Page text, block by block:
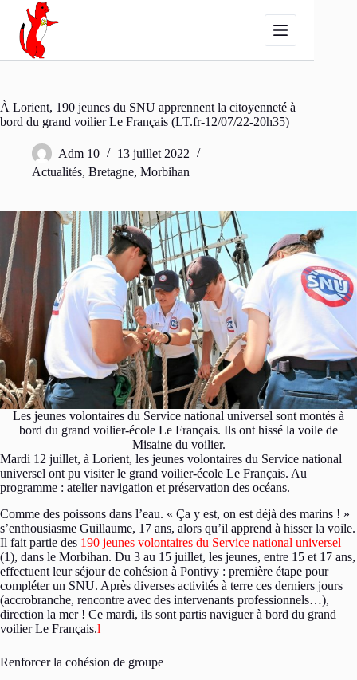
Passer
contenu
À Lorient, 190 jeunes du SNU apprennent la citoyenneté à
bord du grand voilier Le Français (LT.fr-12/07/22-20h35)
Adm 10
13 juillet 2022
Actualités, Bretagne, Morbihan
Les jeunes volontaires du Service national universel sont montés à
bord du grand voilier-école Le Français. Ils ont hissé la voile de
Misaine du voilier.
Mardi 12 juillet, à Lorient, les jeunes volontaires du Service national
universel ont pu visiter le grand voilier-école Le Français. Au
programme : atelier navigation et préservation des océans.
Comme des poissons dans l’eau. « Ça y est, on est déjà des marins ! »
s’enthousiasme Guillaume, 17 ans, alors qu’il apprend à hisser la voile.
Il fait partie des 190 jeunes volontaires du Service national universel
(1), dans le Morbihan. Du 3 au 15 juillet, les jeunes, entre 15 et 17 ans,
effectuent leur séjour de cohésion à Pontivy : première étape pour
compléter un SNU. Après diverses activités à terre ces derniers jours
(accrobranche, rencontre avec des intervenants professionnels…),
direction la mer ! Ce mardi, ils sont partis naviguer à bord du grand
voilier Le Français.l
Renforcer la cohésion de groupe